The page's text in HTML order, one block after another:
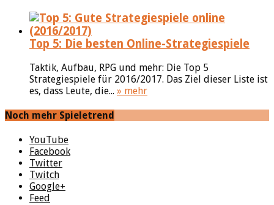
Top 5: Die besten Online-Strategiespiele
Taktik, Aufbau, RPG und mehr: Die Top 5
Strategiespiele für 2016/2017. Das Ziel dieser Liste ist
es, dass Leute, die... » mehr
Noch mehr Spieletrend
YouTube
Facebook
Twitter
Twitch
Google+
Feed